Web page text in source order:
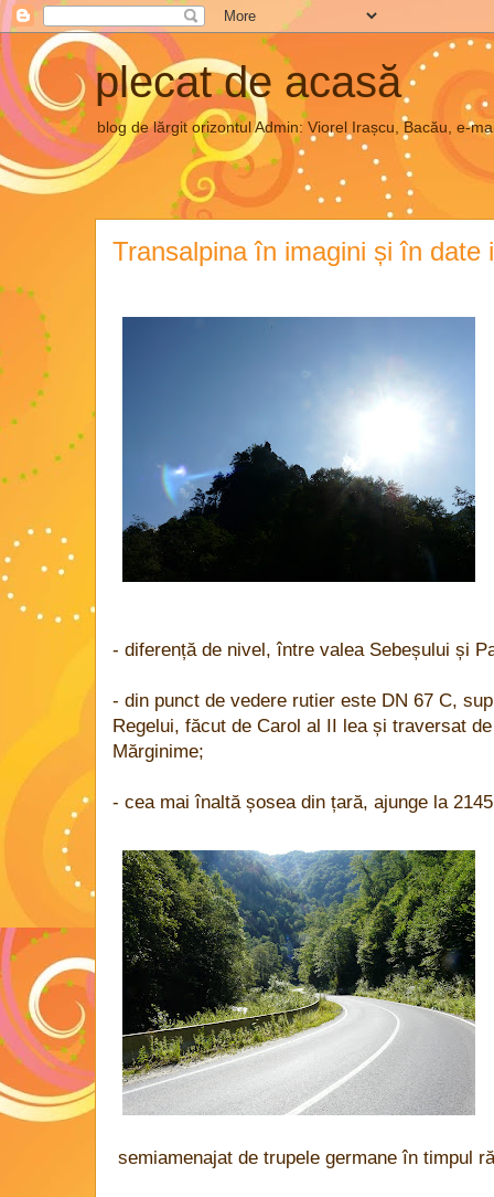
plecat de acasă
blog de lărgit orizontul Admin: Viorel Irașcu, Bacău, e-
Transalpina în imagini și în date
- diferență de nivel, între valea Sebeșului și
- din punct de vedere rutier este DN 67 C,
Regelui, făcut de Carol al II lea și traversat
Mărginime;
- cea mai înaltă șosea din țară, ajunge la
semiamenajat de trupele germane în timpul